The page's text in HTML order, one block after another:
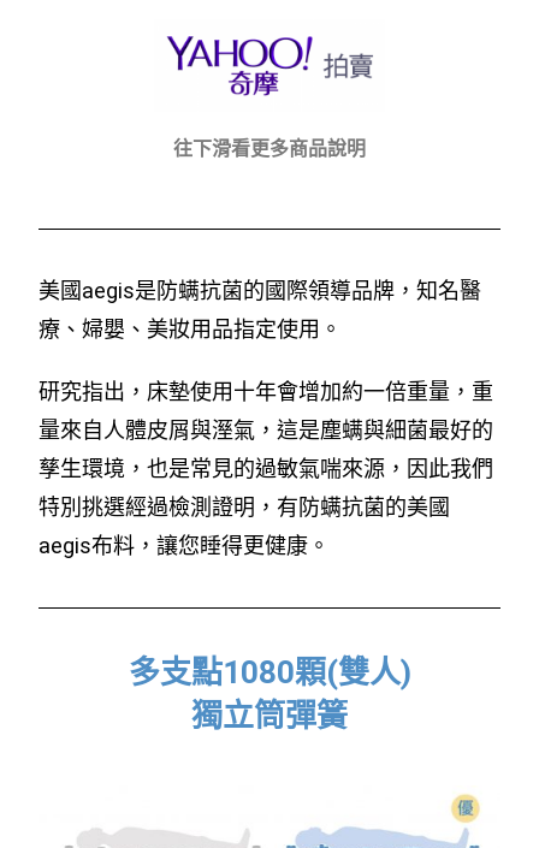
往下滑看更多商品說明
美國aegis是防螨抗菌的國際領導品牌，知名醫
療、婦嬰、美妝用品指定使用。
研究指出，床墊使用十年會增加約一倍重量，重
量來自人體皮屑與溼氣，這是塵螨與細菌最好的
孳生環境，也是常見的過敏氣喘來源，因此我們
特別挑選經過檢測證明，有防螨抗菌的美國
aegis布料，讓您睡得更健康。
多支點1080顆(雙人)
獨立筒彈簧